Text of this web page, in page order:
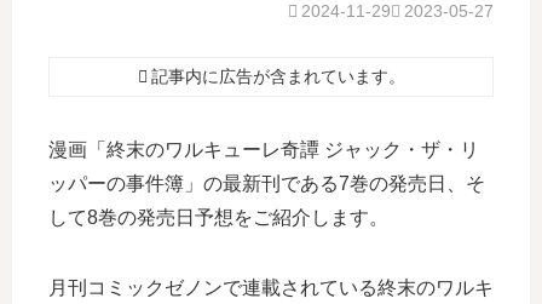
2023-05-27
2024-11-29
記事内に広告が含まれています。
漫画「終末のワルキューレ奇譚 ジャック・ザ・リ
ッパーの事件簿」の最新刊である7巻の発売日、そ
して8巻の発売日予想をご紹介します。
月刊コミックゼノンで連載されている終末のワルキ